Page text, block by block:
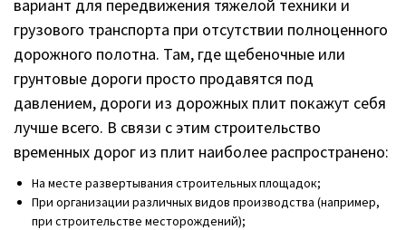
вариант для передвижения тяжелой техники и
грузового транспорта при отсутствии полноценного
дорожного полотна. Там, где щебеночные или
грунтовые дороги просто продавятся под
давлением, дороги из дорожных плит покажут себя
лучше всего. В связи с этим строительство
временных дорог из плит наиболее распространено:
На месте развертывания строительных площадок;
При организации различных видов производства (например,
при строительстве месторождений);